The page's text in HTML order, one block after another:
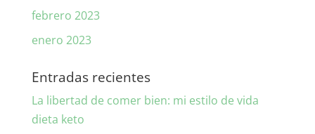
febrero 2023
enero 2023
Entradas recientes
La libertad de comer bien: mi estilo de vida
dieta keto